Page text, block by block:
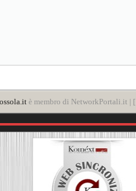
è membro di NetworkPortali.it | [